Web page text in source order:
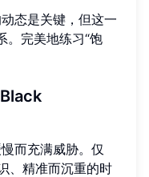
态是关键，但这一
。完美地练习“饱
而充满威胁。仅
、精准而沉重的时